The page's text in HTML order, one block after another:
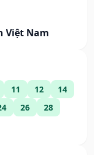
Việt Nam
11 12
14
26
28